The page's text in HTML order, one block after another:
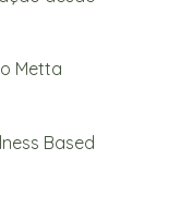
Metta
Based